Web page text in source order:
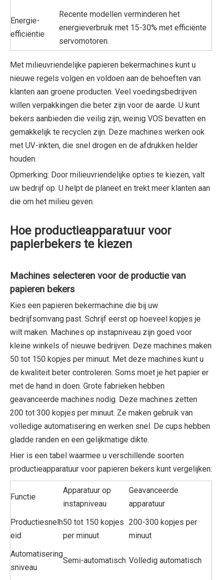
Energie-
efficiëntie
Recente modellen verminderen het
energieverbruik met 15-30% met efficiënte
servomotoren.
Met milieuvriendelijke papieren bekermachines kunt u
nieuwe regels volgen en voldoen aan de behoeften van
klanten aan groene producten. Veel voedingsbedrijven
willen verpakkingen die beter zijn voor de aarde. U kunt
bekers aanbieden die veilig zijn, weinig VOS bevatten en
gemakkelijk te recyclen zijn. Deze machines werken ook
met UV-inkten, die snel drogen en de afdrukken helder
houden.
Opmerking: Door milieuvriendelijke opties te kiezen, valt
uw bedrijf op. U helpt de planeet en trekt meer klanten aan
die om het milieu geven.
Hoe productieapparatuur voor
papierbekers te kiezen
Machines selecteren voor de productie van
papieren bekers
Kies een papieren bekermachine die bij uw
bedrijfsomvang past. Schrijf eerst op hoeveel kopjes je
wilt maken. Machines op instapniveau zijn goed voor
kleine winkels of nieuwe bedrijven. Deze machines maken
50 tot 150 kopjes per minuut. Met deze machines kunt u
de kwaliteit beter controleren. Soms moet je het papier er
met de hand in doen. Grote fabrieken hebben
geavanceerde machines nodig. Deze machines zetten
200 tot 300 kopjes per minuut. Ze maken gebruik van
volledige automatisering en werken snel. De cups hebben
gladde randen en een gelijkmatige dikte.
Hier is een tabel waarmee u verschillende soorten
productieapparatuur voor papieren bekers kunt vergelijken:
Functie
Apparatuur op
instapniveau
Geavanceerde
apparatuur
Productiesnelh
eid
50 tot 150 kopjes
per minuut
200-300 kopjes per
minuut
Automatisering
sniveau
Semi-automatisch Volledig automatisch